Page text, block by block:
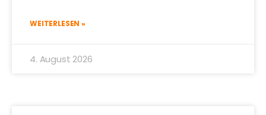
WEITERLESEN »
4. August 2026